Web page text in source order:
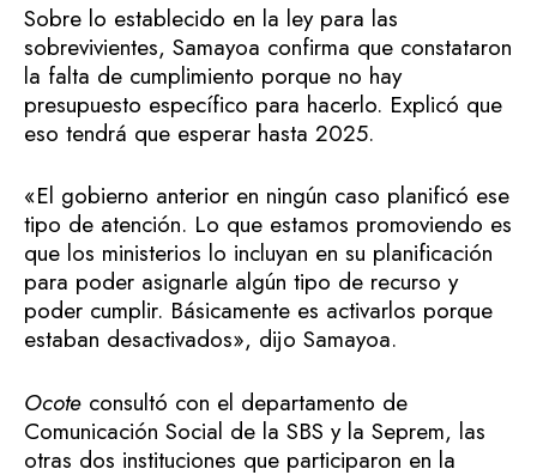
Sobre lo establecido en la ley para las
sobrevivientes, Samayoa confirma que constataron
la falta de cumplimiento porque no hay
presupuesto específico para hacerlo. Explicó que
eso tendrá que esperar hasta 2025.
«El gobierno anterior en ningún caso planificó ese
tipo de atención. Lo que estamos promoviendo es
que los ministerios lo incluyan en su planificación
para poder asignarle algún tipo de recurso y
poder cumplir. Básicamente es activarlos porque
estaban desactivados», dijo Samayoa.
Ocote consultó con el departamento de
Comunicación Social de la SBS y la Seprem, las
otras dos instituciones que participaron en la